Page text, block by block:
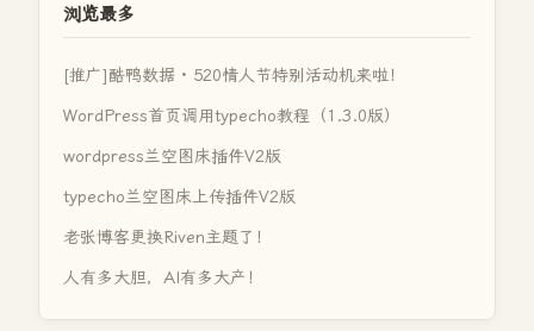
浏览最多
[推广]酷鸭数据 · 520情人节特别活动机来啦！
WordPress首页调用typecho教程（1.3.0版）
wordpress兰空图床插件V2版
typecho兰空图床上传插件V2版
老张博客更换Riven主题了！
人有多大胆，AI有多大产！